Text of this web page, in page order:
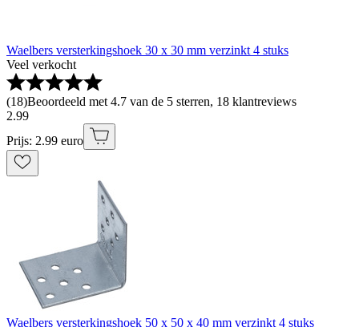
Waelbers versterkingshoek 30 x 30 mm verzinkt 4 stuks
Veel verkocht
(18)Beoordeeld met 4.7 van de 5 sterren, 18 klantreviews
2.99
Prijs: 2.99 euro
Waelbers versterkingshoek 50 x 50 x 40 mm verzinkt 4 stuks